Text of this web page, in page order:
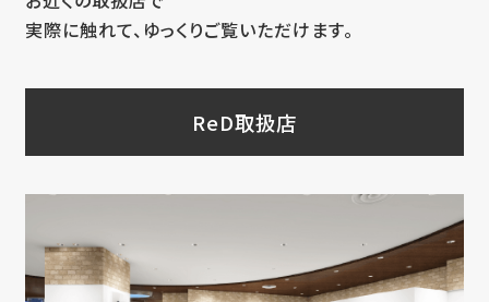
実際に触れて、ゆっくりご覧いただけます。
ReD取扱店